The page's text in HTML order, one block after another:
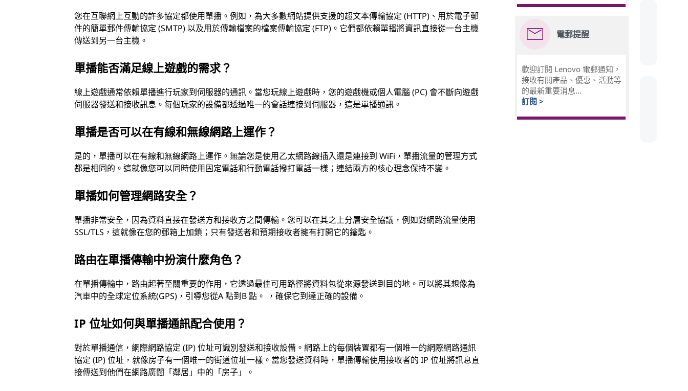
您在互聯網上互動的許多協定都使用單播。例如，為大多數網站提供支援的超文本傳輸協定 (HTTP)、用於電子郵
件的簡單郵件傳輸協定 (SMTP) 以及用於傳輸檔案的檔案傳輸協定 (FTP)。它們都依賴單播將資訊直接從一台主機
傳送到另一台主機。
單播能否滿足線上遊戲的需求？
線上遊戲通常依賴單播進行玩家到伺服器的通訊。當您玩線上遊戲時，您的遊戲機或個人電腦 (PC) 會不斷向遊戲
伺服器發送和接收訊息。每個玩家的設備都透過唯一的會話連接到伺服器，這是單播通訊。
單播是否可以在有線和無線網路上運作？
是的，單播可以在有線和無線網路上運作。無論您是使用乙太網路線插入還是連接到 WiFi，單播流量的管理方式
都是相同的。這就像您可以同時使用固定電話和行動電話撥打電話一樣；連結兩方的核心理念保持不變。
單播如何管理網路安全？
單播非常安全，因為資料直接在發送方和接收方之間傳輸。您可以在其之上分層安全協議，例如對網路流量使用
SSL/TLS，這就像在您的郵箱上加鎖；只有發送者和預期接收者擁有打開它的鑰匙。
路由在單播傳輸中扮演什麼角色？
在單播傳輸中，路由起著至關重要的作用，它透過最佳可用路徑將資料包從來源發送到目的地。可以將其想像為
汽車中的全球定位系統(GPS)，引導您從A 點到B 點。 ，確保它到達正確的設備。
IP 位址如何與單播通訊配合使用？
對於單播通信，網際網路協定 (IP) 位址可識別發送和接收設備。網路上的每個裝置都有一個唯一的網際網路通訊
協定 (IP) 位址，就像房子有一個唯一的街道位址一樣。當您發送資料時，單播傳輸使用接收者的 IP 位址將訊息直
接傳送到他們在網路廣闊「鄰居」中的「房子」。
電郵提醒
歡迎訂閱 Lenovo 電郵通知，
接收有關產品、優惠、活動等
的最新重要消息...
訂閱 >